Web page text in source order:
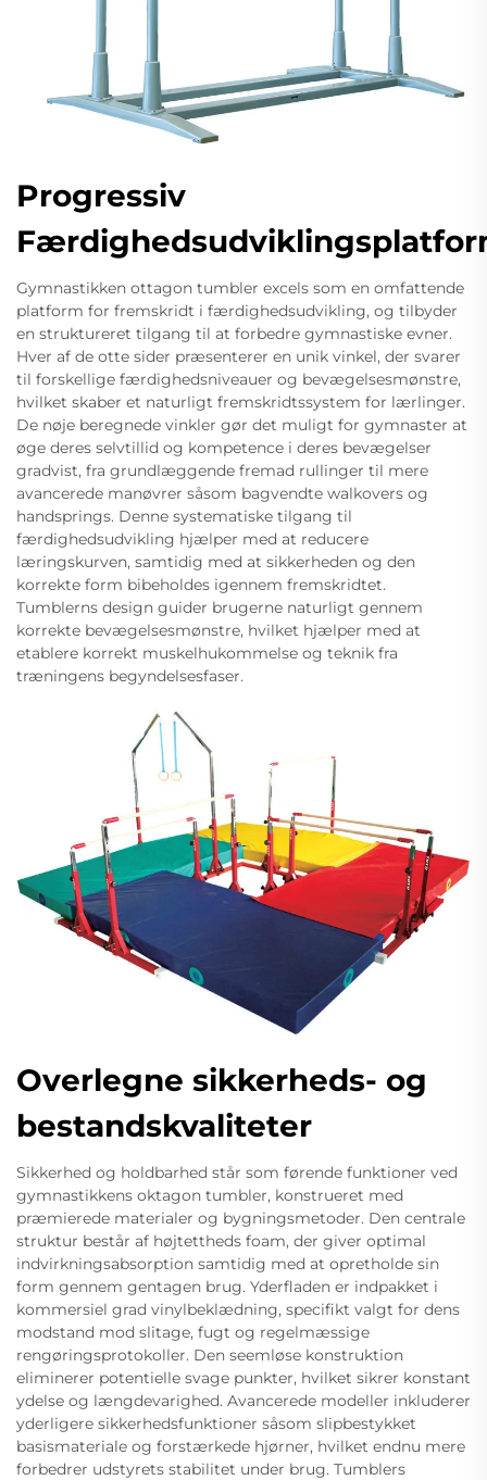
Progressiv
Gymnastikken ottagon tumbler excels som en omfattende
platform for fremskridt i færdighedsudvikling, og tilbyder
en struktureret tilgang til at forbedre gymnastiske evner.
Hver af de otte sider præsenterer en unik vinkel, der svarer
til forskellige færdighedsniveauer og bevægelsesmønstre,
hvilket skaber et naturligt fremskridtssystem for lærlinger.
De nøje beregnede vinkler gør det muligt for gymnaster at
øge deres selvtillid og kompetence i deres bevægelser
gradvist, fra grundlæggende fremad rullinger til mere
avancerede manøvrer såsom bagvendte walkovers og
handsprings. Denne systematiske tilgang til
færdighedsudvikling hjælper med at reducere
læringskurven, samtidig med at sikkerheden og den
korrekte form bibeholdes igennem fremskridtet.
Tumblerns design guider brugerne naturligt gennem
korrekte bevægelsesmønstre, hvilket hjælper med at
etablere korrekt muskelhukommelse og teknik fra
træningens begyndelsesfaser.
Overlegne sikkerheds- og
bestandskvaliteter
Sikkerhed og holdbarhed står som førende funktioner ved
gymnastikkens oktagon tumbler, konstrueret med
præmierede materialer og bygningsmetoder. Den centrale
struktur består af højtettheds foam, der giver optimal
indvirkningsabsorption samtidig med at opretholde sin
form gennem gentagen brug. Yderfladen er indpakket i
kommersiel grad vinylbeklædning, specifikt valgt for dens
modstand mod slitage, fugt og regelmæssige
rengøringsprotokoller. Den seemløse konstruktion
eliminerer potentielle svage punkter, hvilket sikrer konstant
ydelse og længdevarighed. Avancerede modeller inkluderer
yderligere sikkerhedsfunktioner såsom slipbestykket
basismateriale og forstærkede hjørner, hvilket endnu mere
forbedrer udstyrets stabilitet under brug. Tumblers